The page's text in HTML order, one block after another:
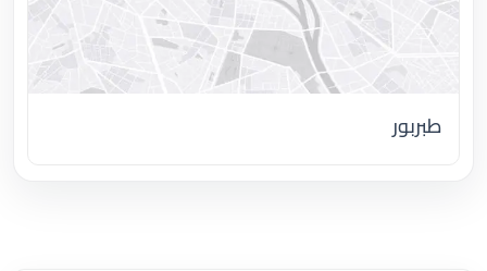
طبربور